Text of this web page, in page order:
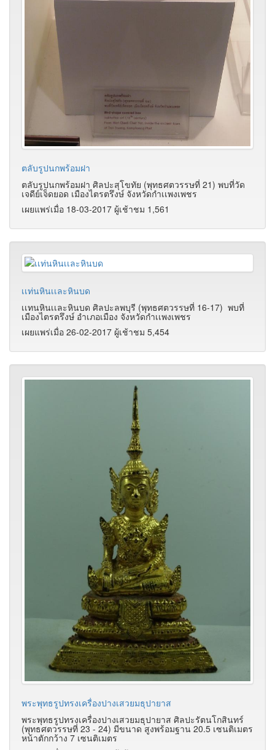
ตลับรูปนกพร้อมฝา
ตลับรูปนกพร้อมฝา ศิลปะสุโขทัย (พุทธศตวรรษที่ 21) พบที่วัด
เจดีย์เจ็ดยอด เมืองไตรตรึงษ์ จังหวัดกำเเพงเพชร
เผยแพร่เมื่อ 18-03-2017 ผู้เช้าชม 1,561
เเท่นหินเเละหินบด
เเทนหินเเละหินบด ศิลปะลพบุรี (พุทธศตวรรษที่ 16-17) พบที่
เมืองไตรตรึงษ์ อำเภอเมือง จังหวัดกำเเพงเพชร
เผยแพร่เมื่อ 26-02-2017 ผู้เช้าชม 5,454
พระพุทธรูปทรงเครื่องปางเสวยมธุปายาส
พระพุทธรูปทรงเครื่องปางเสวยมธุปายาส ศิลปะรัตนโกสินทร์
(พุทธศตวรรษที่ 23 - 24) มีขนาด สูงพร้อมฐาน 20.5 เซนติเมตร
หน้าตักกว้าง 7 เซนติเมตร